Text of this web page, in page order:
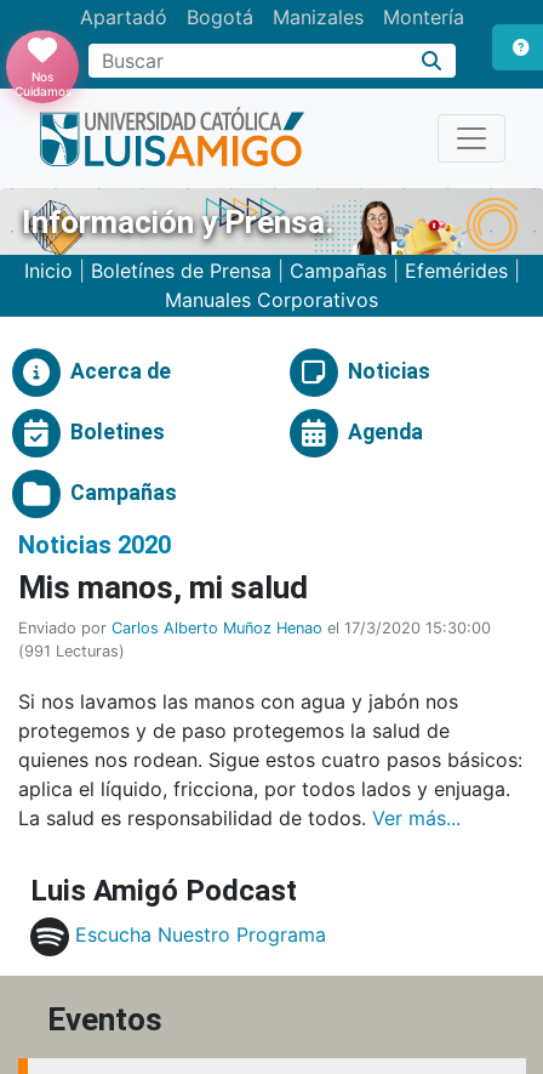
Apartadó Bogotá Manizales Montería
Buscar
Nos
Cuidamos
Información y Prensa.
Inicio Boletínes de Prensa Campañas| Efemérides|
Manuales Corporativos
Acerca de Noticias
Boletines Agenda
Campañas
Noticias 2020
Mis manos, mi salud
Enviado por Carlos Alberto Muñoz Henao el 17/3/2020 15:30:00
(991 Lecturas)
Si nos lavamos las manos con agua y jabón nos
protegemos y de paso protegemos la salud de
quienes nos rodean. Sigue estos cuatro pasos básicos:
aplica el líquido, fricciona, por todos lados y enjuaga.
La salud es responsabilidad de todos. Ver más...
Luis Amigó Podcast
Escucha Nuestro Programa
Eventos